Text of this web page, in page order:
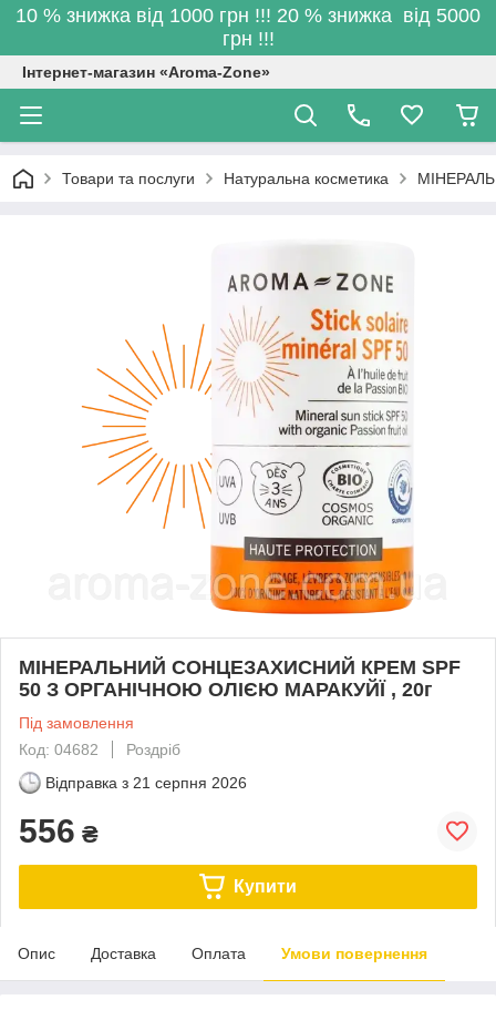
10 % знижка від 1000 грн !!! 20 % знижка від 5000
грн !!!
Інтернет-магазин «Aroma-Zone»
Товари та послуги Натуральна косметика
МІНЕРАЛЬНИЙ СОНЦЕЗАХИСНИЙ КРЕМ SPF
50 З ОРГАНІЧНОЮ ОЛІЄЮ МАРАКУЙЇ , 20г
Під замовлення
Код: 04682
Роздріб
Відправка з 21 серпня 2026
556 ₴
Купити
Опис Доставка Оплата Умови повернення